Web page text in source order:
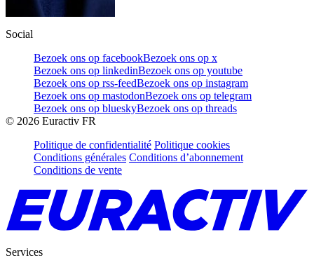
Social
Bezoek ons op facebookBezoek ons op x
Bezoek ons op linkedinBezoek ons op youtube
Bezoek ons op rss-feedBezoek ons op instagram
Bezoek ons op mastodonBezoek ons op telegram
Bezoek ons op blueskyBezoek ons op threads
© 2026 Euractiv FR
Politique de confidentialité Politique cookies
Conditions générales Conditions d’abonnement
Conditions de vente
Services